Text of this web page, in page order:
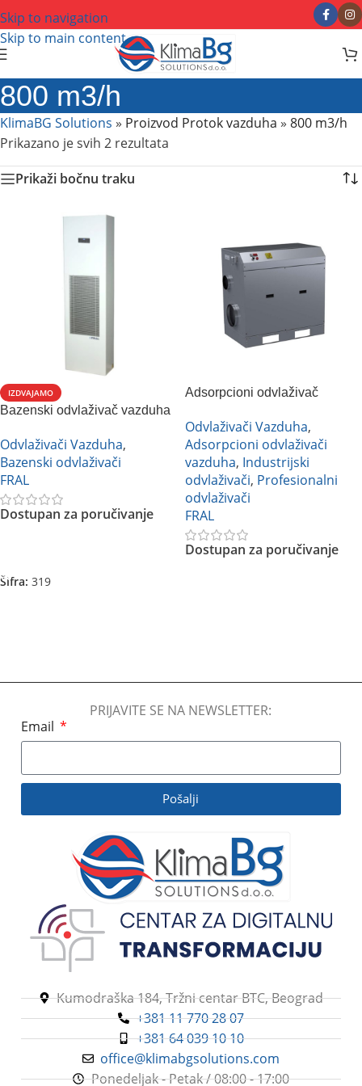
Skip to navigation
Skip to main content
800 m3/h
KlimaBG Solutions » Proizvod Protok vazduha » 800 m3/h
Prikazano je svih 2 rezultata
Prikaži bočnu traku
IZDVAJAMO
Bazenski odvlaživač vazduha
Odvlaživači Vazduha,
Bazenski odvlaživači
FRAL
Dostupan za poručivanje
Šifra: 319
Adsorpcioni odvlaživač
Odvlaživači Vazduha,
Adsorpcioni odvlaživači
vazduha, Industrijski
odvlaživači, Profesionalni
odvlaživači
FRAL
Dostupan za poručivanje
PRIJAVITE SE NA NEWSLETTER:
Email
Pošalji
Kumodraška 184, Tržni centar BTC, Beograd
+381 11 770 28 07
+381 64 039 10 10
office@klimabgsolutions.com
Ponedeljak - Petak / 08:00 - 17:00